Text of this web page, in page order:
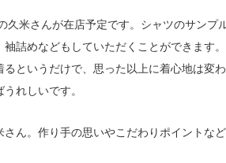
久米さんが在店予定です。シャツのサンプ
詰めなどもしていただくことができます。
るというだけで、思った以上に着心地は変
れしいです。
ん。作り手の思いやこだわりポイントな